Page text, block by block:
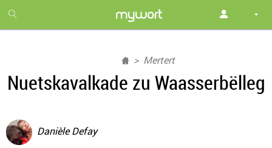
month
free
Mertert
Nuetskavalkade zu Waasserbëlleg
Danièle Defay